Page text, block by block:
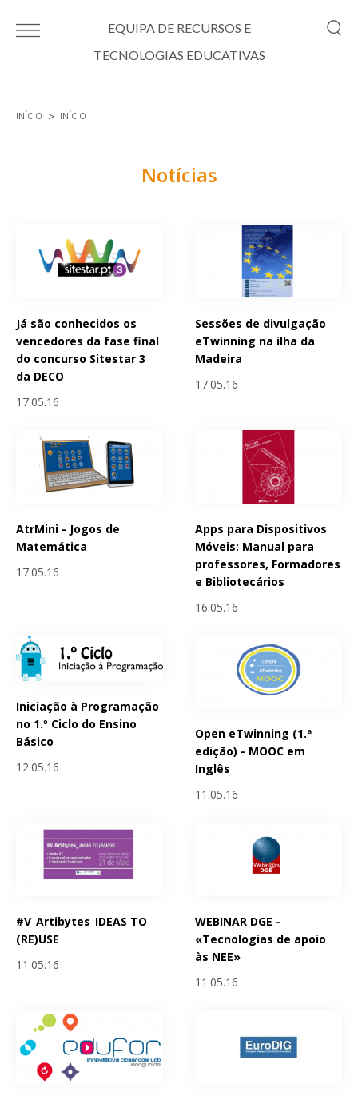
EQUIPA DE RECURSOS E
TECNOLOGIAS EDUCATIVAS
INÍCIO INÍCIO
Notícias
Já são conhecidos os
vencedores da fase final
do concurso Sitestar 3
da DECO
17.05.16
Sessões de divulgação
eTwinning na ilha da
Madeira
17.05.16
AtrMini - Jogos de
Matemática
17.05.16
Apps para Dispositivos
Móveis: Manual para
professores, Formadores
e Bibliotecários
16.05.16
Iniciação à Programação
no 1.º Ciclo do Ensino
Básico
12.05.16
Open eTwinning (1.ª
edição) - MOOC em
Inglês
11.05.16
#V_Artibytes_IDEAS TO
(RE)USE
11.05.16
WEBINAR DGE -
«Tecnologias de apoio
às NEE»
11.05.16
Páginas